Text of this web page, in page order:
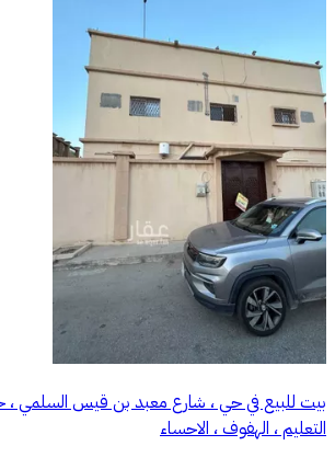
بيت للبيع في حي ، شارع معبد بن قيس السلمي
التعليم ، الهفوف‎ ، الاحساء